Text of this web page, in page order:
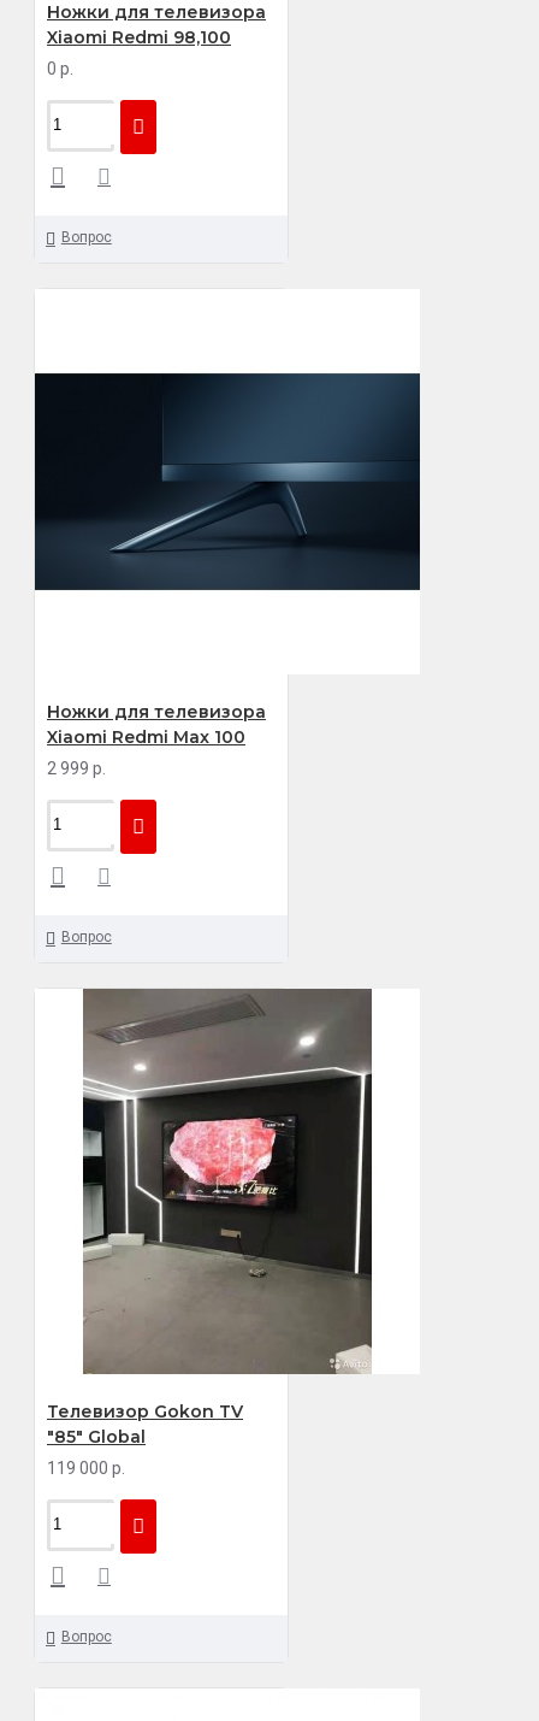
Ножки для телевизора
Xiaomi Redmi 98,100
0 р.
Вопрос
Ножки для телевизора
Xiaomi Redmi Max 100
2 999 р.
Вопрос
Телевизор Gokon TV
"85" Global
119 000 р.
Вопрос